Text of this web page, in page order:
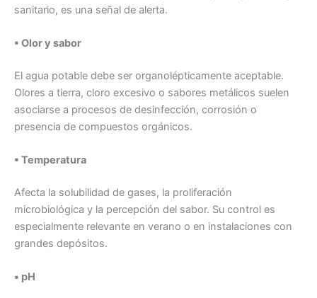
sanitario, es una señal de alerta.
▪ Olor y sabor
El agua potable debe ser organolépticamente aceptable.
Olores a tierra, cloro excesivo o sabores metálicos suelen
asociarse a procesos de desinfección, corrosión o
presencia de compuestos orgánicos.
▪ Temperatura
Afecta la solubilidad de gases, la proliferación
microbiológica y la percepción del sabor. Su control es
especialmente relevante en verano o en instalaciones con
grandes depósitos.
▪ pH